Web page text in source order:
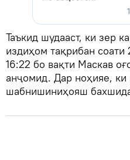
Таъкид шудааст, ки зер
издиҳом тақрибан
16:22 бо вақти Маскав
анҷомид. Дар ноҳияе, ки
шабнишиниҳояш